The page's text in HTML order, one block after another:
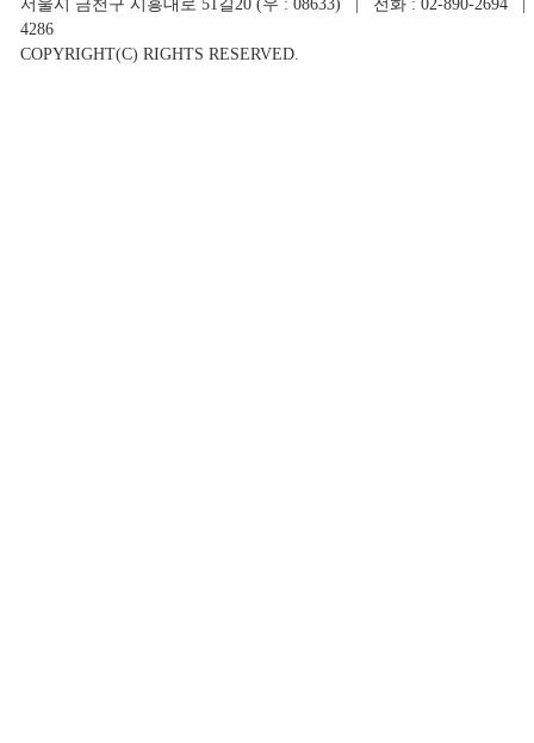
서울시 금천구 시흥대로 51길20 (우 : 08633) | 전화 : 02-890-2694 |
4286
COPYRIGHT(C) RIGHTS RESERVED.